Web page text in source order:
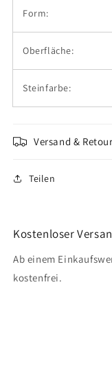
Form:
Oberfläche:
Steinfarbe:
Versand &
Teilen
Kostenloser
Ab einem
kostenfrei.